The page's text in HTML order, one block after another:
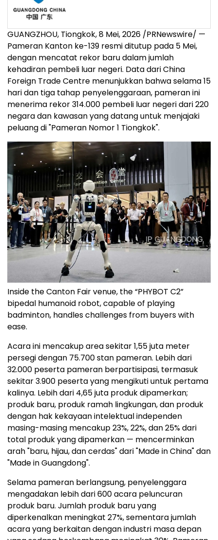
GUANGZHOU, Tiongkok,8 Mei, 2026 /PRNewswire/ —
Pameran Kanton ke-139 resmi ditutup pada 5 Mei,
dengan mencatat rekor baru dalam jumlah
kehadiran pembeli luar negeri. Data dari China
Foreign Trade Centre menunjukkan bahwa selama 15
hari dan tiga tahap penyelenggaraan, pameran ini
menerima rekor 314.000 pembeli luar negeri dari 220
negara dan kawasan yang datang untuk menjajaki
peluang di "Pameran Nomor 1 Tiongkok".
Inside the Canton Fair venue, the “PHYBOT C2”
bipedal humanoid robot, capable of playing
badminton, handles challenges from buyers with
ease.
Acara ini mencakup area sekitar 1,55 juta meter
persegi dengan 75.700 stan pameran. Lebih dari
32.000 peserta pameran berpartisipasi, termasuk
sekitar 3.900 peserta yang mengikuti untuk pertama
kalinya. Lebih dari 4,65 juta produk dipamerkan;
produk baru, produk ramah lingkungan, dan produk
dengan hak kekayaan intelektual independen
masing-masing mencakup 23%, 22%, dan 25% dari
total produk yang dipamerkan — mencerminkan
arah "baru, hijau, dan cerdas" dari "Made in China" dan
"Made in Guangdong".
Selama pameran berlangsung, penyelenggara
mengadakan lebih dari 600 acara peluncuran
produk baru. Jumlah produk baru yang
diperkenalkan meningkat 27%, sementara jumlah
acara yang berkaitan dengan industri masa depan